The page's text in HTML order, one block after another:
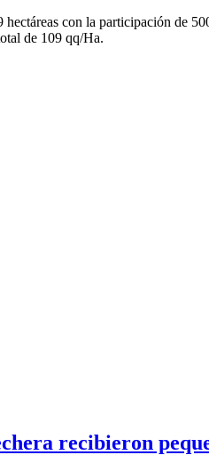
hectáreas con la participación de
de 109 qq/Ha.
recibieron